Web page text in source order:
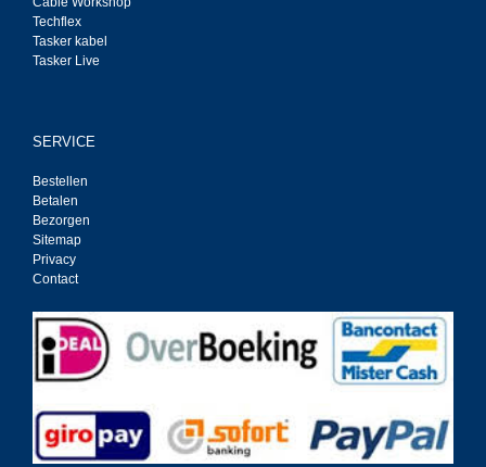
Techflex
Tasker kabel
Tasker Live
SERVICE
Bestellen
Betalen
Bezorgen
Sitemap
Privacy
Contact